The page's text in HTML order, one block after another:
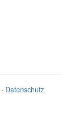
· Datenschutz